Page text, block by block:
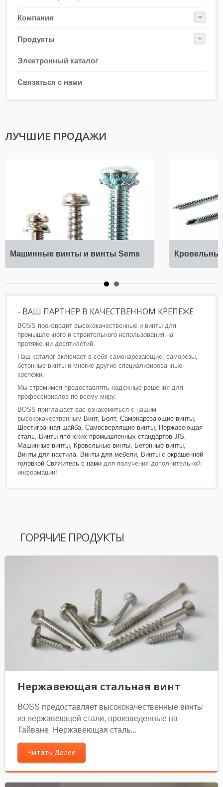
Компания
Продукты
Электронный каталог
Связаться с нами
ЛУЧШИЕ ПРОДАЖИ
Машинные винты и винты Sems
- ВАШ ПАРТНЕР В КАЧЕСТВЕННОМ КРЕПЕЖЕ
BOSS производит высококачественные и винты для
промышленного и строительного использования на
протяжении десятилетий.
Наш каталог включает в себя самонарезающие, саморезы,
бетонные винты и многие другие специализированные
крепежи.
Мы стремимся предоставлять надежные решения для
профессионалов по всему миру.
BOSS приглашает вас ознакомиться с нашим
высококачественным Винт, Болт, Самонарезающие винты
Шестигранная шайба Самосверлящие винты Нержавеющая
сталь Винты японских промышленных стандартов JIS
Машинные винты Кровельные винты Бетонные винты
Винты для настила Винты для мебели Винты с окрашенной
головкой Свяжитесь с нами для получения дополнительной
информации!
ГОРЯЧИЕ ПРОДУКТЫ
Нержавеющая стальная винт
BOSS предоставляет высококачественные винты
из нержавеющей стали, произведенные на
Тайване. Нержавеющая сталь...
Читать Далее